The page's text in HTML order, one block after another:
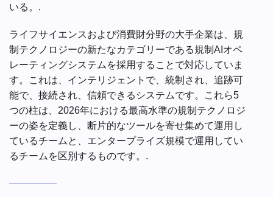
いる。.
ライフサイエンスおよび消費財分野の大手企業は、規
制テクノロジーの新たなカテゴリーである規制AIオペ
レーティングシステムを採用することで対応していま
す。これは、インテリジェントで、統制され、追跡可
能で、接続され、信頼できるシステムです。これら5
つの柱は、2026年における最高水準の規制テクノロジ
ーの姿を定義し、断片的なツールを寄せ集めて運用し
ているチームと、エンタープライズ規模で運用してい
るチームを区別するものです。.